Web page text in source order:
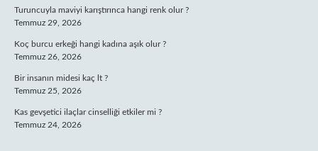
Turuncuyla maviyi karıştırınca hangi renk olur ?
Temmuz 29, 2026
Koç burcu erkeği hangi kadına aşık olur ?
Temmuz 26, 2026
Bir insanın midesi kaç lt ?
Temmuz 25, 2026
Kas gevşetici ilaçlar cinselliği etkiler mi ?
Temmuz 24, 2026